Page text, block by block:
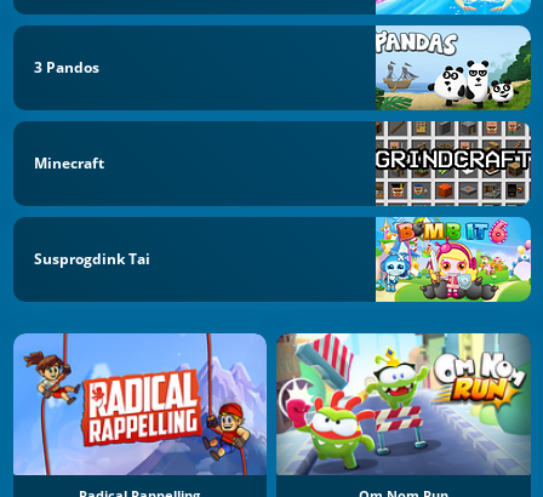
3 Pandos
Minecraft
Susprogdink Tai